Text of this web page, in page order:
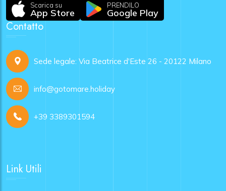
Scarica su
App Store
PRENDILO
Google Play
Contatto
Sede legale: Via Beatrice d'Este 26 - 20122 Milano
info@gotomare.holiday
+39 3389301594
Link Utili